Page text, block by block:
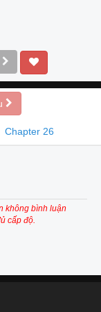
Chapter 26
không bình luận
cấp độ.